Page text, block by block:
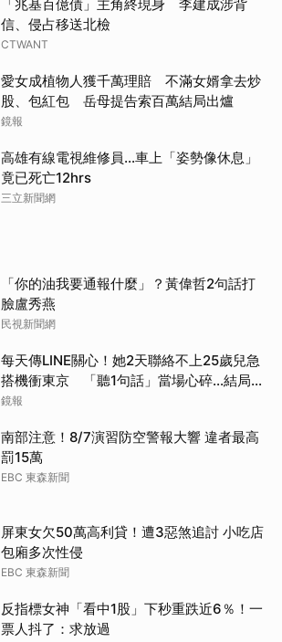
「兆基百億債」主角終現身 李建成涉背
信、侵占移送北檢
CTWANT
愛女成植物人獲千萬理賠 不滿女婿拿去炒
股、包紅包 岳母提告索百萬結局出爐
鏡報
高雄有線電視維修員…車上「姿勢像休息」
竟已死亡12hrs
三立新聞網
「你的油我要通報什麼」？黃偉哲2句話打
臉盧秀燕
民視新聞網
每天傳LINE關心！她2天聯絡不上25歲兒急
搭機衝東京 「聽1句話」當場心碎...結局看
哭網
鏡報
南部注意！8/7演習防空警報大響 違者最高
罰15萬
EBC 東森新聞
屏東女欠50萬高利貸！遭3惡煞追討 小吃店
包廂多次性侵
EBC 東森新聞
反指標女神「看中1股」下秒重跌近6％！一
票人抖了：求放過